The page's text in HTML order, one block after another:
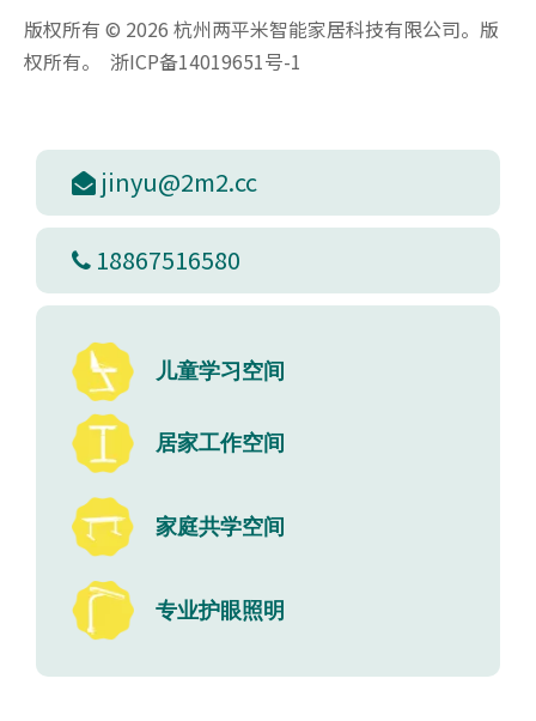
版权所有 © 2026 杭州两平米智能家居科技有限公司。版
权所有。 浙ICP备14019651号-1
 jinyu@2m2.cc
 18867516580
儿童学习空间
居家工作空间
家庭共学空间
专业护眼照明